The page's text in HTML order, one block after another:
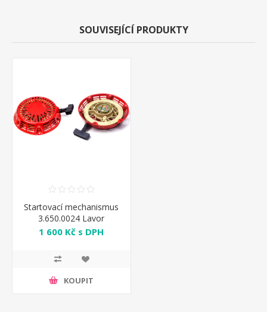
SOUVISEJÍCÍ PRODUKTY
Startovací mechanismus
3.650.0024 Lavor
1 600 Kč s DPH
KOUPIT